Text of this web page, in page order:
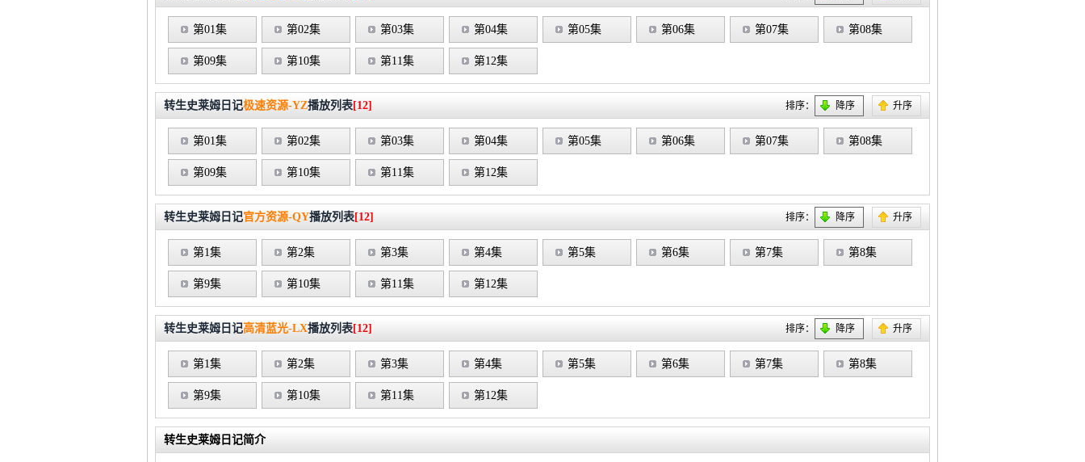
第01集 第02集 第03集 第04集 第05集 第06集 第07集 第08集
第09集 第10集 第11集 第12集
转生史莱姆日记极速资源-YZ播放列表[12] 排序： 降序 升序
第01集 第02集 第03集 第04集 第05集 第06集 第07集 第08集
第09集 第10集 第11集 第12集
转生史莱姆日记官方资源-QY播放列表[12] 排序： 降序 升序
第1集 第2集 第3集 第4集 第5集 第6集 第7集 第8集
第9集 第10集 第11集 第12集
转生史莱姆日记高清蓝光-LX播放列表[12] 排序： 降序 升序
第1集 第2集 第3集 第4集 第5集 第6集 第7集 第8集
第9集 第10集 第11集 第12集
转生史莱姆日记简介